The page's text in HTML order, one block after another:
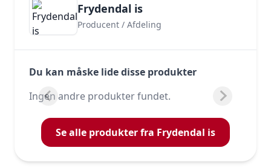
Frydendal is
Producent / Afdeling
Du kan måske lide disse produkter
Ingen andre produkter fundet.
Se alle produkter fra Frydendal is